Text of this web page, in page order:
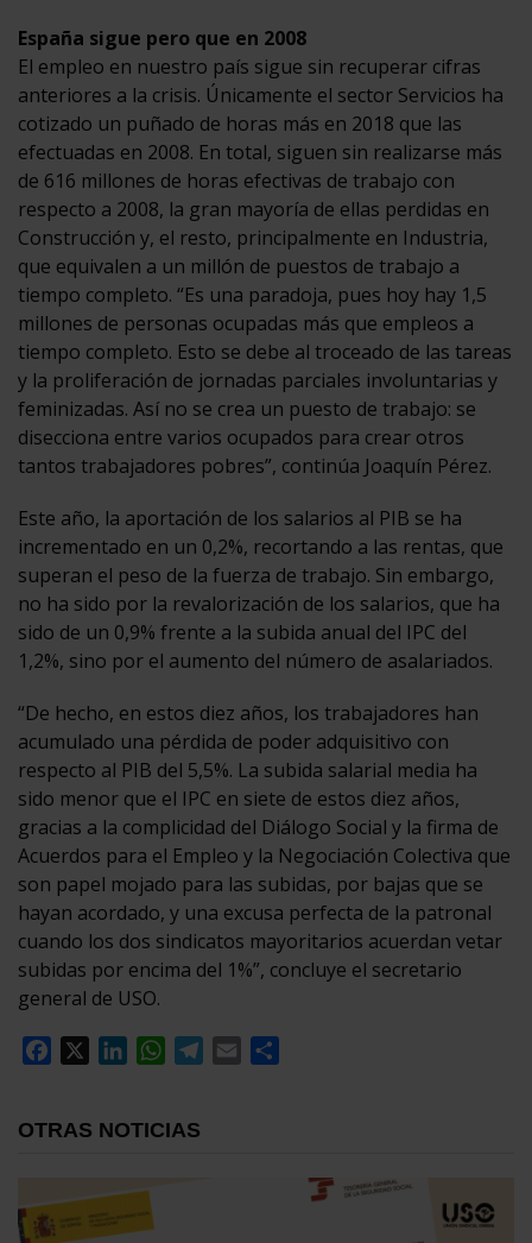
España sigue pero que en 2008
El empleo en nuestro país sigue sin recuperar cifras
anteriores a la crisis. Únicamente el sector Servicios ha
cotizado un puñado de horas más en 2018 que las
efectuadas en 2008. En total, siguen sin realizarse más
de 616 millones de horas efectivas de trabajo con
respecto a 2008, la gran mayoría de ellas perdidas en
Construcción y, el resto, principalmente en Industria,
que equivalen a un millón de puestos de trabajo a
tiempo completo. “Es una paradoja, pues hoy hay 1,5
millones de personas ocupadas más que empleos a
tiempo completo. Esto se debe al troceado de las tareas
y la proliferación de jornadas parciales involuntarias y
feminizadas. Así no se crea un puesto de trabajo: se
disecciona entre varios ocupados para crear otros
tantos trabajadores pobres”, continúa Joaquín Pérez.
Este año, la aportación de los salarios al PIB se ha
incrementado en un 0,2%, recortando a las rentas, que
superan el peso de la fuerza de trabajo. Sin embargo,
no ha sido por la revalorización de los salarios, que ha
sido de un 0,9% frente a la subida anual del IPC del
1,2%, sino por el aumento del número de asalariados.
“De hecho, en estos diez años, los trabajadores han
acumulado una pérdida de poder adquisitivo con
respecto al PIB del 5,5%. La subida salarial media ha
sido menor que el IPC en siete de estos diez años,
gracias a la complicidad del Diálogo Social y la firma de
Acuerdos para el Empleo y la Negociación Colectiva que
son papel mojado para las subidas, por bajas que se
hayan acordado, y una excusa perfecta de la patronal
cuando los dos sindicatos mayoritarios acuerdan vetar
subidas por encima del 1%”, concluye el secretario
general de USO.
Facebook
LinkedInWhatsApp
Telegram
Email
OTRAS NOTICIAS